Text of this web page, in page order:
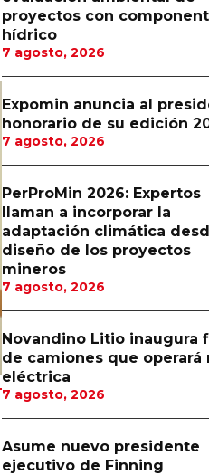
proyectos con
hídrico
7 agosto, 2026
Expomin anuncia al
honorario de su edición
7 agosto, 2026
PerProMin 2026: Expertos
llaman a incorporar la
adaptación climática
diseño de los proyectos
mineros
7 agosto, 2026
Novandino Litio inaugura
de camiones que operará
eléctrica
7 agosto, 2026
Asume nuevo presidente
ejecutivo de Finning